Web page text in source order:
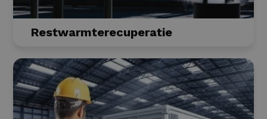
Restwarmterecuperatie